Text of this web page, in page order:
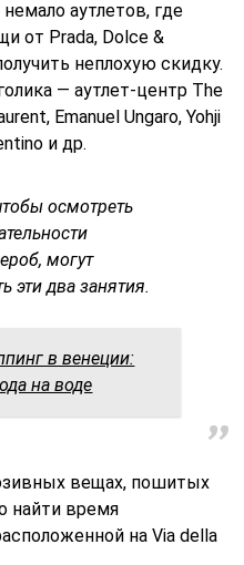
аутлетов, где
от Prada, Dolce &
неплохую скидку.
— аутлет-центр The
Emanuel Ungaro, Yohji
и др.
осмотреть
могут
эти два занятия.
в венеции:
на воде
вещах, пошитых
найти время
на Via della